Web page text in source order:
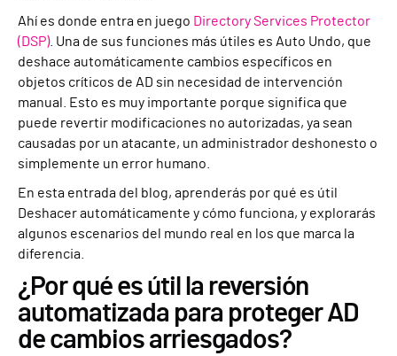
Ahí es donde entra en juego Directory Services Protector
(DSP). Una de sus funciones más útiles es Auto Undo, que
deshace automáticamente cambios específicos en
objetos críticos de AD sin necesidad de intervención
manual. Esto es muy importante porque significa que
puede revertir modificaciones no autorizadas, ya sean
causadas por un atacante, un administrador deshonesto o
simplemente un error humano.
En esta entrada del blog, aprenderás por qué es útil
Deshacer automáticamente y cómo funciona, y explorarás
algunos escenarios del mundo real en los que marca la
diferencia.
¿Por qué es útil la reversión
automatizada para proteger AD
de cambios arriesgados?